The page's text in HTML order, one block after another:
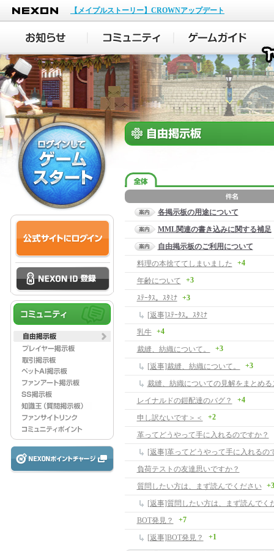
NEXON
【メイプルストーリー】CROWNアップデート
各掲示板の用途について
MML関連の書き込みに関する補足
自由掲示板のご利用について
料理の本捨ててしまいました
+4
年齢について +3
ｽﾃｰﾀｽ。ｽﾀﾐﾅ
+3
[返事]ｽﾃｰﾀｽ。ｽﾀﾐﾅ
乳牛
+4
裁縫、紡織について。 +3
[返事]裁縫、紡織について。 +3
裁縫、紡織についての見解をまとめる
レイナルドの鎧配達のバグ？
+4
申し訳ないです＞＜ +2
革ってどうやって手に入れるのですか？
[返事]革ってどうやって手に入れるの
負荷テストの友達思いですか？
質問したい方は、まず読んでください
+3
[返事]質問したい方は、まず読んでく
BOT発見？
+7
[返事]BOT発見？ +1